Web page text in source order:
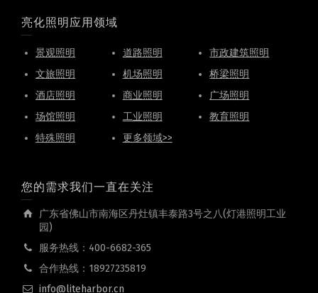
亮化照明应用领域
景观照明 道路照明
市政建筑照明
文旅照明
机场照明
桥梁照明
酒店照明
商业照明
广场照明
场馆照明
工业照明
教育照明
特殊照明
更多领域>>
您的需求我们一直在关注
广东省佛山市南海区丹灶镇丰泰路3号之八(灯港照明工业
园)
服务热线：400-6682-365
合作热线：18927235819
info@liteharbor.cn